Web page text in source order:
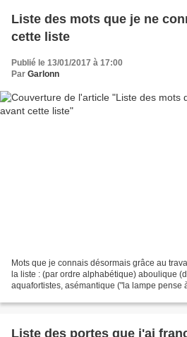
Liste des mots que je ne
cette liste
Publié le 13/01/2017 à 17:00
Par Garlonn
Mots que je connais désormais grâce au
la liste : (par ordre alphabétique) aboulique
aquafortistes, asémantique ("la lampe pense
Liste des portes que j'ai